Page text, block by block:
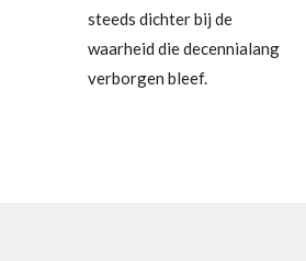
steeds dichter bij de
waarheid die decennialang
verborgen bleef.